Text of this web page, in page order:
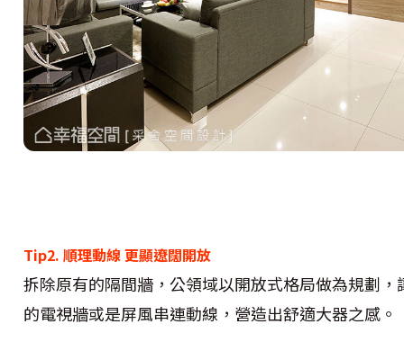
Tip2. 順理動線 更顯遼闊開放
拆除原有的隔間牆，公領域以開放式格局做為規劃
的電視牆或是屏風串連動線，營造出舒適大器之感。